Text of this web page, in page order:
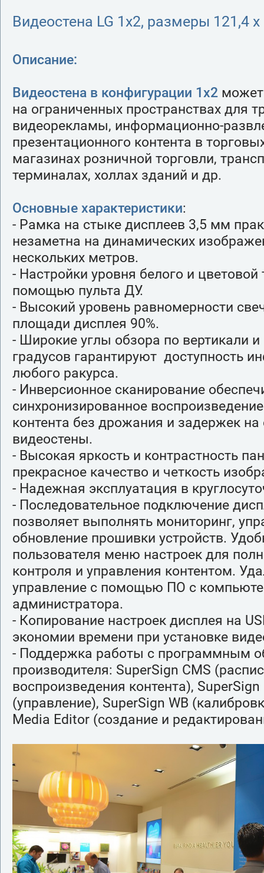
Видеостена LG 1х2, размеры 121,4
Описание:
Видеостена в конфигурации 1х2 может
на ограниченных пространствах для
видеорекламы, информационно-
презентационного контента в
магазинах розничной торговли,
терминалах, холлах зданий и др.
Основные характеристики:
- Рамка на стыке дисплеев 3,5 мм
незаметна на динамических
нескольких метров.
- Настройки уровня белого и
помощью пульта ДУ.
- Высокий уровень равномерности
площади дисплея 90%.
- Широкие углы обзора по вертикали и
градусов гарантируют доступность
любого ракурса.
- Инверсионное сканирование
синхронизированное
контента без дрожания и задержек на
видеостены.
- Высокая яркость и контрастность
прекрасное качество и четкость
- Надежная эксплуатация в
- Последовательное подключение
позволяет выполнять мониторинг,
обновление прошивки устройств.
пользователя меню настроек для
контроля и управления контентом.
управление с помощью ПО с
администратора.
- Копирование настроек дисплея на
экономии времени при установке
- Поддержка работы с программным
производителя: SuperSign CMS
воспроизведения контента),
(управление), SuperSign WB
Media Editor (создание и